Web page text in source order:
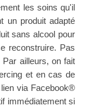
les soins qu'il
un produit adapté
sans alcool pour
reconstruire. Pas
ailleurs, on fait
et en cas de
via Facebook®
immédiatement si